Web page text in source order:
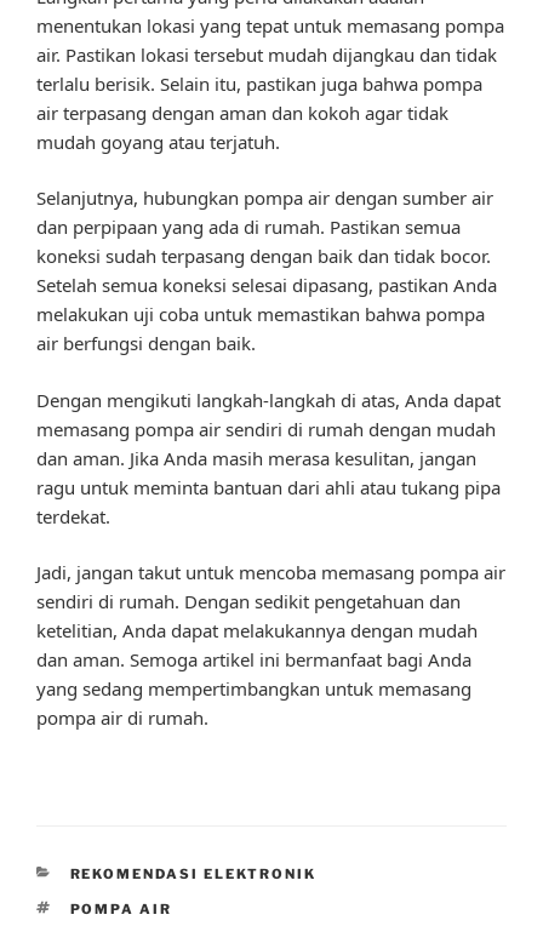
menentukan lokasi yang tepat untuk memasang pompa
air. Pastikan lokasi tersebut mudah dijangkau dan tidak
terlalu berisik. Selain itu, pastikan juga bahwa pompa
air terpasang dengan aman dan kokoh agar tidak
mudah goyang atau terjatuh.
Selanjutnya, hubungkan pompa air dengan sumber air
dan perpipaan yang ada di rumah. Pastikan semua
koneksi sudah terpasang dengan baik dan tidak bocor.
Setelah semua koneksi selesai dipasang, pastikan Anda
melakukan uji coba untuk memastikan bahwa pompa
air berfungsi dengan baik.
Dengan mengikuti langkah-langkah di atas, Anda dapat
memasang pompa air sendiri di rumah dengan mudah
dan aman. Jika Anda masih merasa kesulitan, jangan
ragu untuk meminta bantuan dari ahli atau tukang pipa
terdekat.
Jadi, jangan takut untuk mencoba memasang pompa air
sendiri di rumah. Dengan sedikit pengetahuan dan
ketelitian, Anda dapat melakukannya dengan mudah
dan aman. Semoga artikel ini bermanfaat bagi Anda
yang sedang mempertimbangkan untuk memasang
pompa air di rumah.
CATEGORIES
REKOMENDASI ELEKTRONIK
TAGS
POMPA AIR